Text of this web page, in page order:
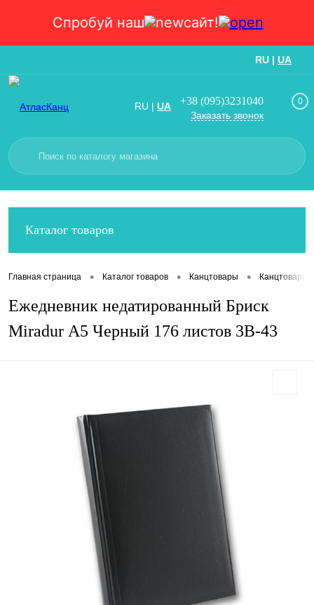
Спробуй наш сайт!
RU | UA
RU | UA +38 (095)3231040
Заказать звонок
0
Каталог товаров
Главная страница • Каталог товаров • Канцтовары • Канцтовары
Ежедневник недатированный Бриск
Miradur А5 Черный 176 листов 3B-43